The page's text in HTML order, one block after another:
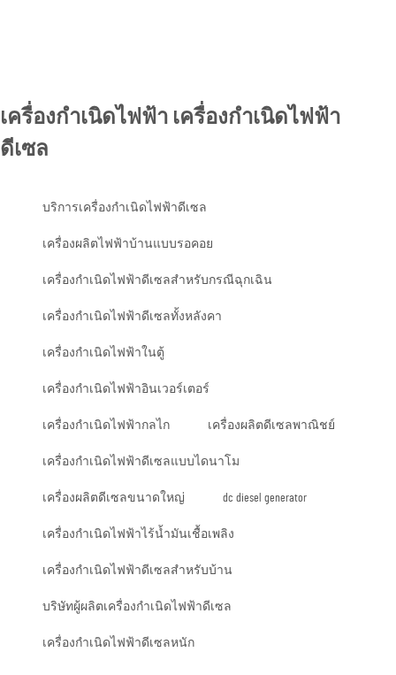
เครื่องกำเนิดไฟฟ้า เครื่องกำเนิดไฟฟ้า
ดีเซล
บริการเครื่องกำเนิดไฟฟ้าดีเซล
เครื่องผลิตไฟฟ้าบ้านแบบรอคอย
เครื่องกำเนิดไฟฟ้าดีเซลสำหรับกรณีฉุกเฉิน
เครื่องกำเนิดไฟฟ้าดีเซลทั้งหลังคา
เครื่องกำเนิดไฟฟ้าในตู้
เครื่องกำเนิดไฟฟ้าอินเวอร์เตอร์
เครื่องกำเนิดไฟฟ้ากลไก เครื่องผลิตดีเซลพาณิชย์
เครื่องกำเนิดไฟฟ้าดีเซลแบบไดนาโม
เครื่องผลิตดีเซลขนาดใหญ่ dc diesel generator
เครื่องกำเนิดไฟฟ้าไร้น้ำมันเชื้อเพลิง
เครื่องกำเนิดไฟฟ้าดีเซลสำหรับบ้าน
บริษัทผู้ผลิตเครื่องกำเนิดไฟฟ้าดีเซล
เครื่องกำเนิดไฟฟ้าดีเซลหนัก